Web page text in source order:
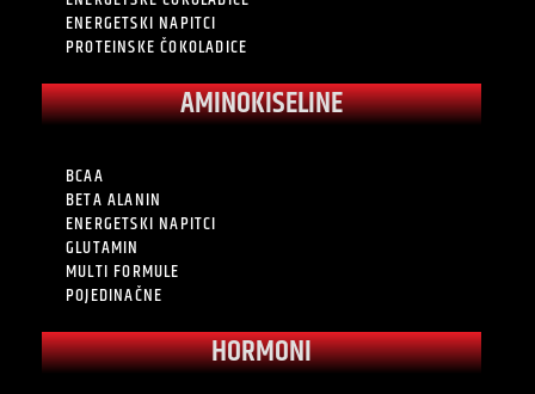
ENERGETSKI NAPITCI
PROTEINSKE ČOKOLADICE
AMINOKISELINE
BCAA
BETA ALANIN
ENERGETSKI NAPITCI
GLUTAMIN
MULTI FORMULE
POJEDINAČNE
HORMONI